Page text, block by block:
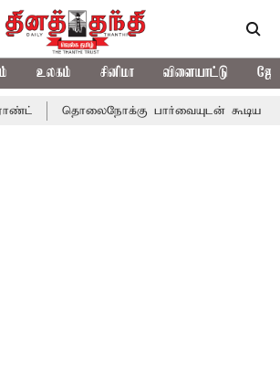
உலகம் சினிமா விளையாட்டு
பார்வையுடன் கூடிய வேளாண்